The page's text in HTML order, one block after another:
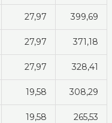
27,97 399,69
27,97 371,18
27,97 328,41
19,58 308,29
19,58 265,53